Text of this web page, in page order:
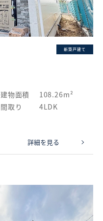
新築戸建て
建物面積
108.26m²
間取り 4LDK
詳細を見る